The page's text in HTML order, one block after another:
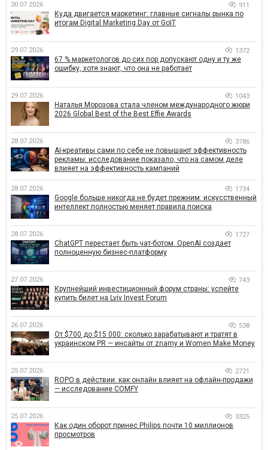
30.07.2026 911
Куда двигается маркетинг: главные сигналы рынка по
итогам Digital Marketing Day от GoIT
29.07.2026 1372
67 % маркетологов до сих пор допускают одну и ту же
ошибку, хотя знают, что она не работает
29.07.2026 1043
Наталья Морозова стала членом международного жюри
2026 Global Best of the Best Effie Awards
28.07.2026 3786
AI-креативы сами по себе не повышают эффективность
рекламы: исследование показало, что на самом деле
влияет на эффективность кампаний
28.07.2026 1734
Google больше никогда не будет прежним: искусственный
интеллект полностью меняет правила поиска
28.07.2026 1727
ChatGPT перестает быть чат-ботом. OpenAI создает
полноценную бизнес-платформу
27.07.2026 743
Крупнейший инвестиционный форум страны: успейте
купить билет на Lviv Invest Forum
26.07.2026 538
От $700 до $15 000: сколько зарабатывают и тратят в
украинском PR — инсайты от znamy и Women Make Money
25.07.2026 2721
ROPO в действии: как онлайн влияет на офлайн-продажи
— исследование COMFY
25.07.2026 3325
Как один оборот принес Philips почти 10 миллионов
просмотров